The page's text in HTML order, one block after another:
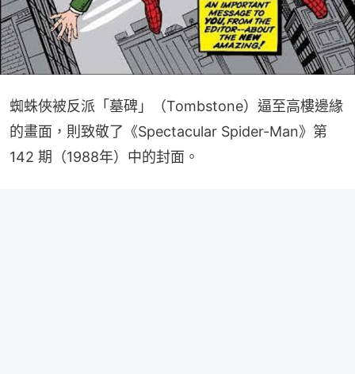
蜘蛛俠被反派「墓碑」（Tombstone）逼至高樓邊緣
的畫面，則致敬了《Spectacular Spider-Man》第
142 期（1988年）中的封面。